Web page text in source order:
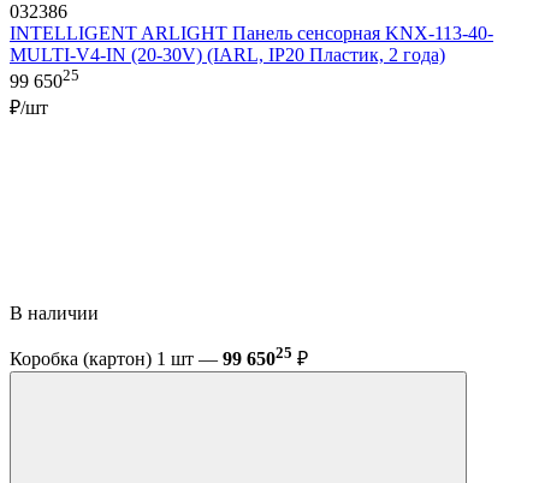
032386
INTELLIGENT ARLIGHT Панель сенсорная KNX-113-40-
MULTI-V4-IN (20-30V) (IARL, IP20 Пластик, 2 года)
99 65025
₽/шт
В наличии
Коробка (картон) 1 шт — 99 65025 ₽